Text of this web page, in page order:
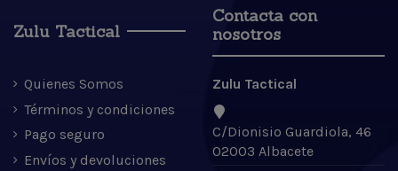
Zulu Tactical
Quienes Somos
Términos y condiciones
Pago seguro
Envíos y devoluciones
Contacta con
nosotros
Zulu Tactical
C/Dionisio Guardiola, 46
02003 Albacete